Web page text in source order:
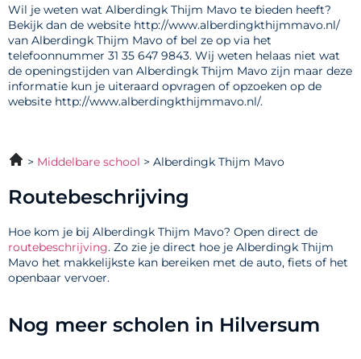
Wil je weten wat Alberdingk Thijm Mavo te bieden heeft?
Bekijk dan de website http://www.alberdingkthijmmavo.nl/
van Alberdingk Thijm Mavo of bel ze op via het
telefoonnummer 31 35 647 9843. Wij weten helaas niet wat
de openingstijden van Alberdingk Thijm Mavo zijn maar deze
informatie kun je uiteraard opvragen of opzoeken op de
website http://www.alberdingkthijmmavo.nl/.
Middelbare school Alberdingk Thijm Mavo
Routebeschrijving
Hoe kom je bij Alberdingk Thijm Mavo? Open direct de
routebeschrijving. Zo zie je direct hoe je Alberdingk Thijm
Mavo het makkelijkste kan bereiken met de auto, fiets of het
openbaar vervoer.
Nog meer scholen in Hilversum